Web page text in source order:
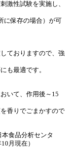
激性試験を実施し、
保存の場合）が可
ておりますので、強
も最適です。
いて、作用後～15
香りでごまかすので
食品分析センタ
月現在）